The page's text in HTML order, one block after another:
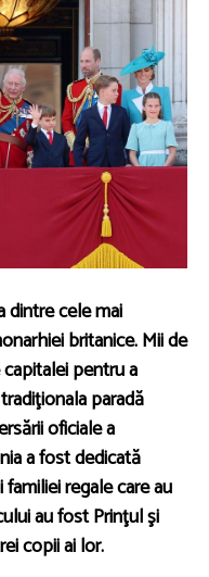
dintre cele mai
britanice. Mii de
pentru a
paradă
oficiale a
a fost dedicată
regale care au
au fost Prinţul şi
copii ai lor.